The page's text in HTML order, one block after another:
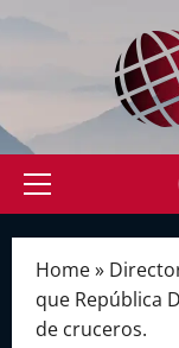
Primary
Home»
que República
de cruceros.